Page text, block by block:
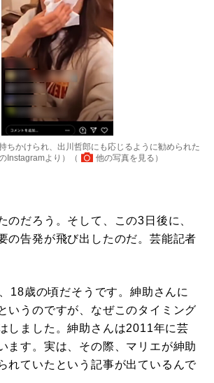
ちかけられ、出川哲郎にも応じるように勧められた
Instagramより）（
他の写真を見る ）
だろう。そして、この3日後に、
の告発が飛び出したのだ。芸能記者
18歳の頃だそうです。紳助さんに
いうのですが、なぜこのタイミング
しました。紳助さんは2011年に芸
ます。実は、その際、マリエが紳助
れていたという記事が出ているんで